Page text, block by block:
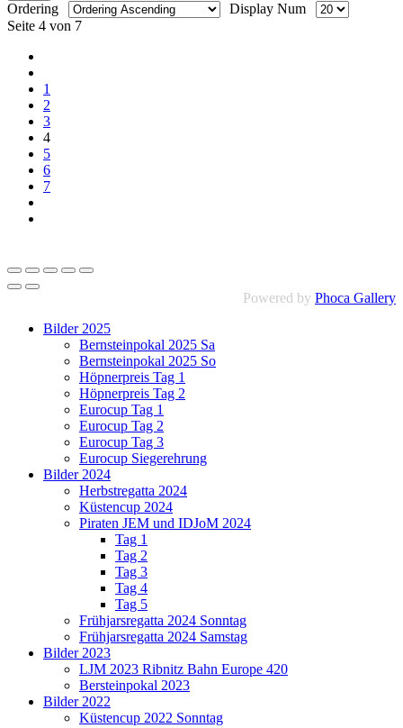
Ordering
Display Num
Seite 4 von 7
1
2
3
4
5
6
7
Powered by Phoca Gallery
Bilder 2025
Bernsteinpokal 2025 Sa
Bernsteinpokal 2025 So
Höpnerpreis Tag 1
Höpnerpreis Tag 2
Eurocup Tag 1
Eurocup Tag 2
Eurocup Tag 3
Eurocup Siegerehrung
Bilder 2024
Herbstregatta 2024
Küstencup 2024
Piraten JEM und IDJoM 2024
Tag 1
Tag 2
Tag 3
Tag 4
Tag 5
Frühjarsregatta 2024 Sonntag
Frühjarsregatta 2024 Samstag
Bilder 2023
LJM 2023 Ribnitz Bahn Europe 420
Bersteinpokal 2023
Bilder 2022
Küstencup 2022 Sonntag